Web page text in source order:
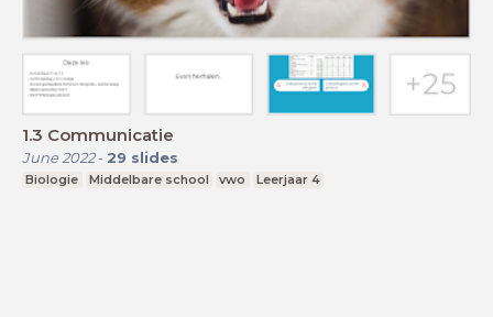
1.3 Communicatie
June 2022- 29 slides
Biologie Middelbare school vwo Leerjaar 4